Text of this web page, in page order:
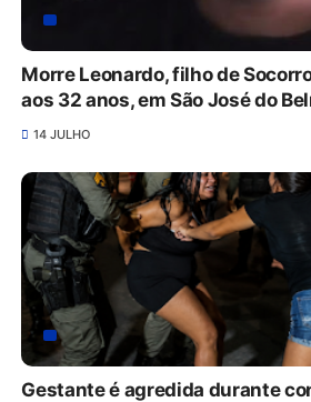
Morre Leonardo, filho de
aos 32 anos, em São José do
14 JULHO
Gestante é agredida durante